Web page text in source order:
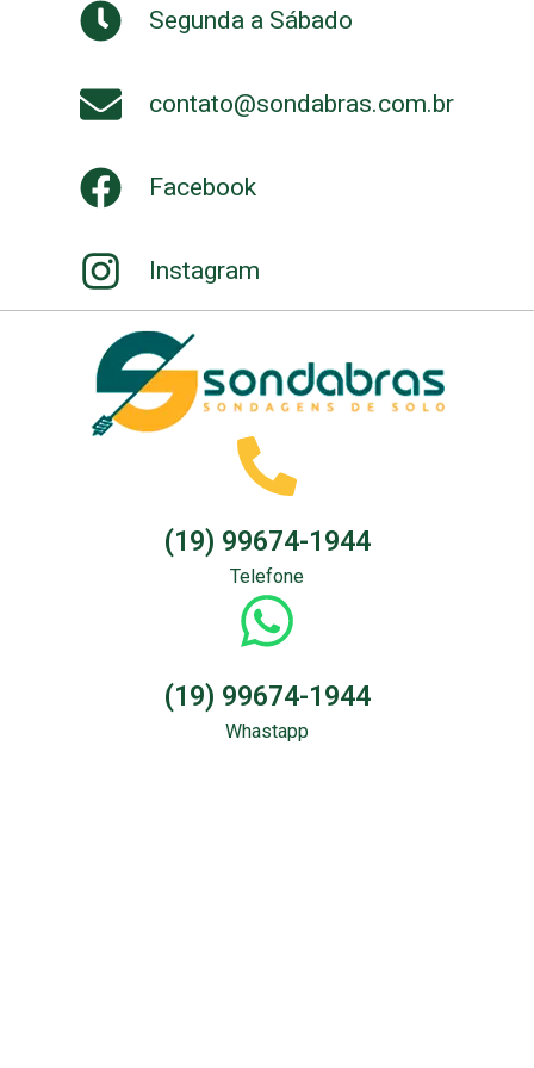
Segunda a Sábado
contato@sondabras.com.br
Facebook
Instagram
(19) 99674-1944
Telefone
(19) 99674-1944
Whastapp